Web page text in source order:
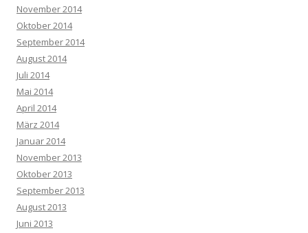
November 2014
Oktober 2014
September 2014
August 2014
Juli 2014
Mai 2014
April 2014
März 2014
Januar 2014
November 2013
Oktober 2013
September 2013
August 2013
Juni 2013